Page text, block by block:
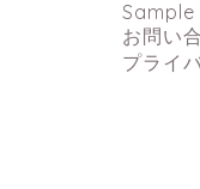
Sample
お問い
プライ